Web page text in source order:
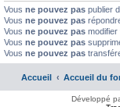
Vous ne pouvez pas publier
Vous ne pouvez pas
Vous ne pouvez pas
Vous ne pouvez pas
Vous ne pouvez pas
Accueil Accueil du
Développé